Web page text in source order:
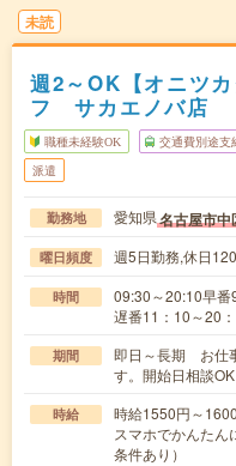
未読
週2～OK【オニツ
フ サカエノバ店
職種未経験OK 交通費別途支
派遣
勤務地 愛知県名古屋市中
曜日頻度 週5日勤務,休日
時間
09:30～20:10早
遅番11：10～20
期間
即日～長期 お仕
す。開始日相談OK
時給
時給1550円～
スマホでかんたん
条件あり）